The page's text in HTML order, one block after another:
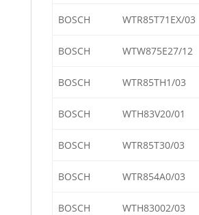
BOSCH WTR85T71EX/03
BOSCH WTW875E27/12
BOSCH WTR85TH1/03
BOSCH WTH83V20/01
BOSCH WTR85T30/03
BOSCH WTR854A0/03
BOSCH WTH83002/03